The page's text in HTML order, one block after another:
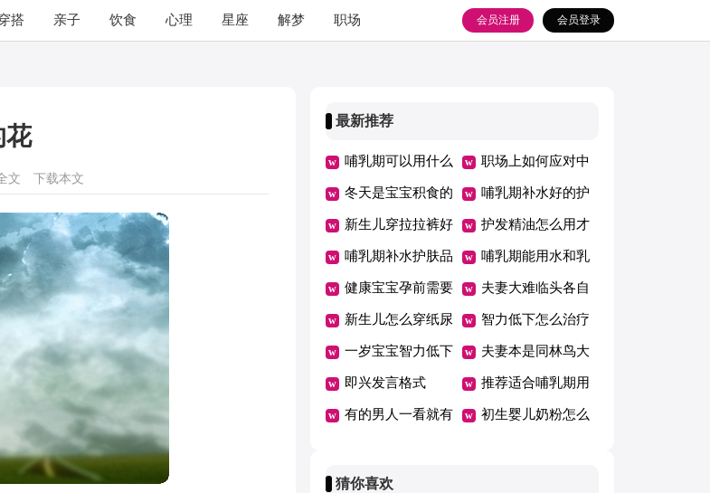
搭 亲子 饮食 心理 星座 解梦 职场 会员登录
会员注册
花
文 下载本文
最新推荐
哺乳期可以用什么
水乳
职场上如何应对中
年危机
冬天是宝宝积食的
高发期
哺乳期补水好的护
肤品排行榜
新生儿穿拉拉裤好
吗
护发精油怎么用才
是正确的
哺乳期补水护肤品
哪个牌子好
哺乳期能用水和乳
液吗
健康宝宝孕前需要
检查什么
夫妻大难临头各自
飞的句子
新生儿怎么穿纸尿
裤
智力低下怎么治疗
一岁宝宝智力低下
表现
夫妻本是同林鸟大
难临头各自飞
即兴发言格式 推荐适合哺乳期用
的水乳
有的男人一看就有 初生婴儿奶粉怎么
猜你喜欢